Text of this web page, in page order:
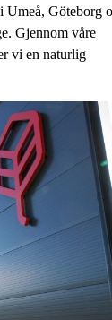
Umeå, Göteborg
Gjennom våre
vi en naturlig